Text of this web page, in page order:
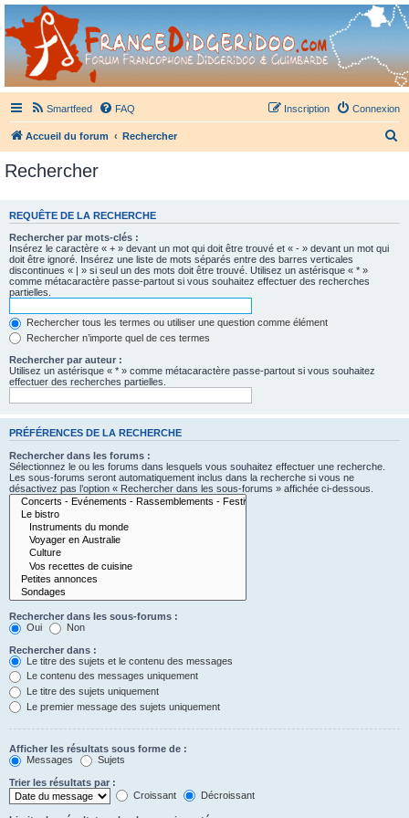
France Didgeridoo
Didgeridoo et Guimbarde sur France Didgeridoo - retrouvez la communauté.
Smartfeed FAQ Connexion
Inscription
Accueil du forum Rechercher
e
Rechercher
REQUÊTE DE LA RECHERCHE
Rechercher par mots-clés :
Insérez le caractère « + » devant un mot qui doit être trouvé et « - » devant un mot qui
doit être ignoré. Insérez une liste de mots séparés entre des barres verticales
discontinues « | » si seul un des mots doit être trouvé. Utilisez un astérisque « * »
comme métacaractère passe-partout si vous souhaitez effectuer des recherches
partielles.
Rechercher tous les termes ou utiliser une question comme élément
Rechercher n’importe quel de ces termes
Rechercher par auteur :
Utilisez un astérisque « * » comme métacaractère passe-partout si vous souhaitez
effectuer des recherches partielles.
PRÉFÉRENCES DE LA RECHERCHE
Rechercher dans les forums :
Sélectionnez le ou les forums dans lesquels vous souhaitez effectuer une recherche.
Les sous-forums seront automatiquement inclus dans la recherche si vous ne
désactivez pas l’option « Rechercher dans les sous-forums » affichée ci-dessous.
Rechercher dans les sous-forums :
Oui
Non
Rechercher dans :
Le titre des sujets et le contenu des messages
Le contenu des messages uniquement
Le titre des sujets uniquement
Le premier message des sujets uniquement
Afficher les résultats sous forme de :
Messages
Sujets
Trier les résultats par :
Croissant
Décroissant